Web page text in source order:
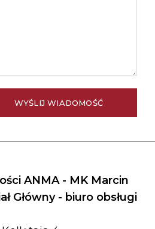
ANMA - MK Marcin
Główny - biuro obsługi